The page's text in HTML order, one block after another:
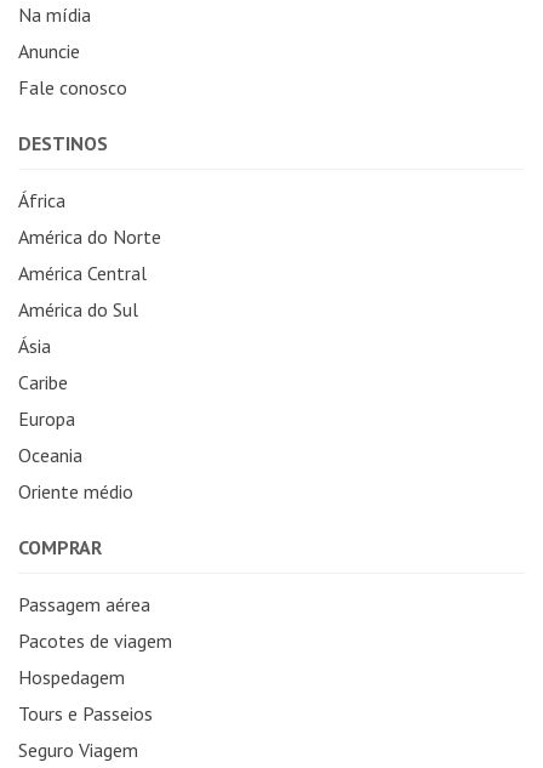
Na mídia
Anuncie
Fale conosco
DESTINOS
África
América do Norte
América Central
América do Sul
Ásia
Caribe
Europa
Oceania
Oriente médio
COMPRAR
Passagem aérea
Pacotes de viagem
Hospedagem
Tours e Passeios
Seguro Viagem